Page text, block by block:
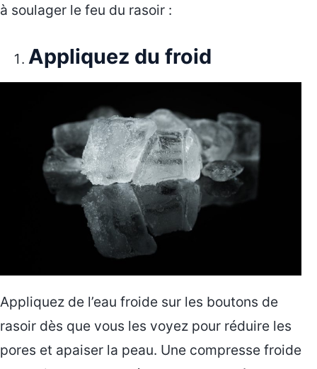
à soulager le feu du rasoir :
Appliquez du froid
Appliquez de l’eau froide sur les boutons de
rasoir dès que vous les voyez pour réduire les
pores et apaiser la peau. Une compresse froide